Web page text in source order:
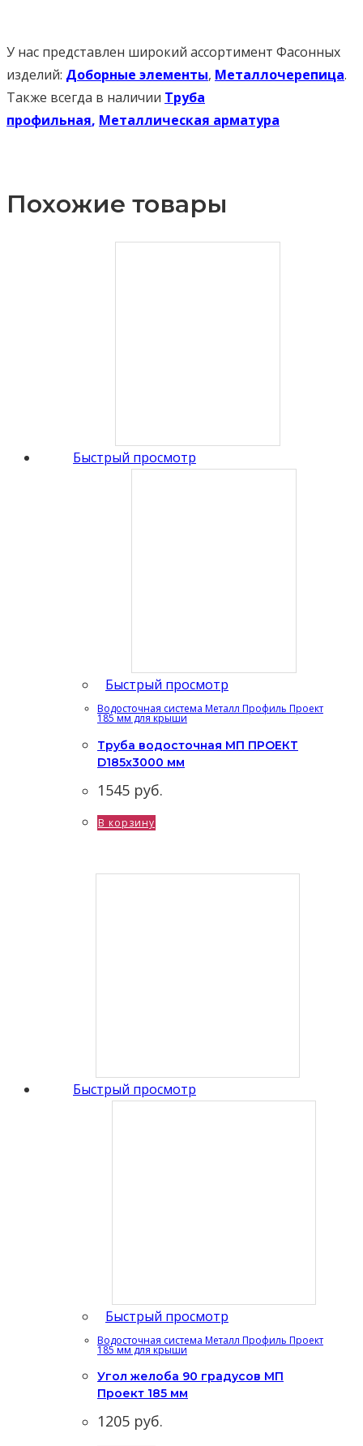
У нас представлен широкий ассортимент Фасонных
изделий: Доборные элементы, Металлочерепица.
Также всегда в наличии Труба
профильная, Металлическая арматура
Похожие товары
Быстрый просмотр
Быстрый просмотр
Водосточная система Металл Профиль Проект
185 мм для крыши
Труба водосточная МП ПРОЕКТ
D185х3000 мм
1545 руб.
В корзину
Быстрый просмотр
Быстрый просмотр
Водосточная система Металл Профиль Проект
185 мм для крыши
Угол желоба 90 градусов МП
Проект 185 мм
1205 руб.